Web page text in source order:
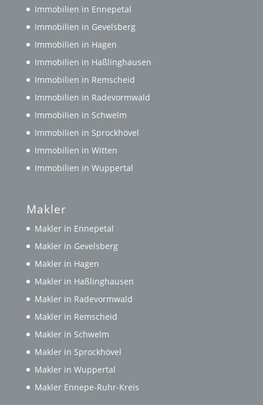
Immobilien in Ennepetal
Immobilien in Gevelsberg
Immobilien in Hagen
Immobilien in Haßlinghausen
Immobilien in Remscheid
Immobilien in Radevormwald
Immobilien in Schwelm
Immobilien in Sprockhövel
Immobilien in Witten
Immobilien in Wuppertal
Makler
Makler in Ennepetal
Makler in Gevelsberg
Makler in Hagen
Makler in Haßlinghausen
Makler in Radevormwald
Makler in Remscheid
Makler in Schwelm
Makler in Sprockhövel
Makler in Wuppertal
Makler Ennepe-Ruhr-Kreis